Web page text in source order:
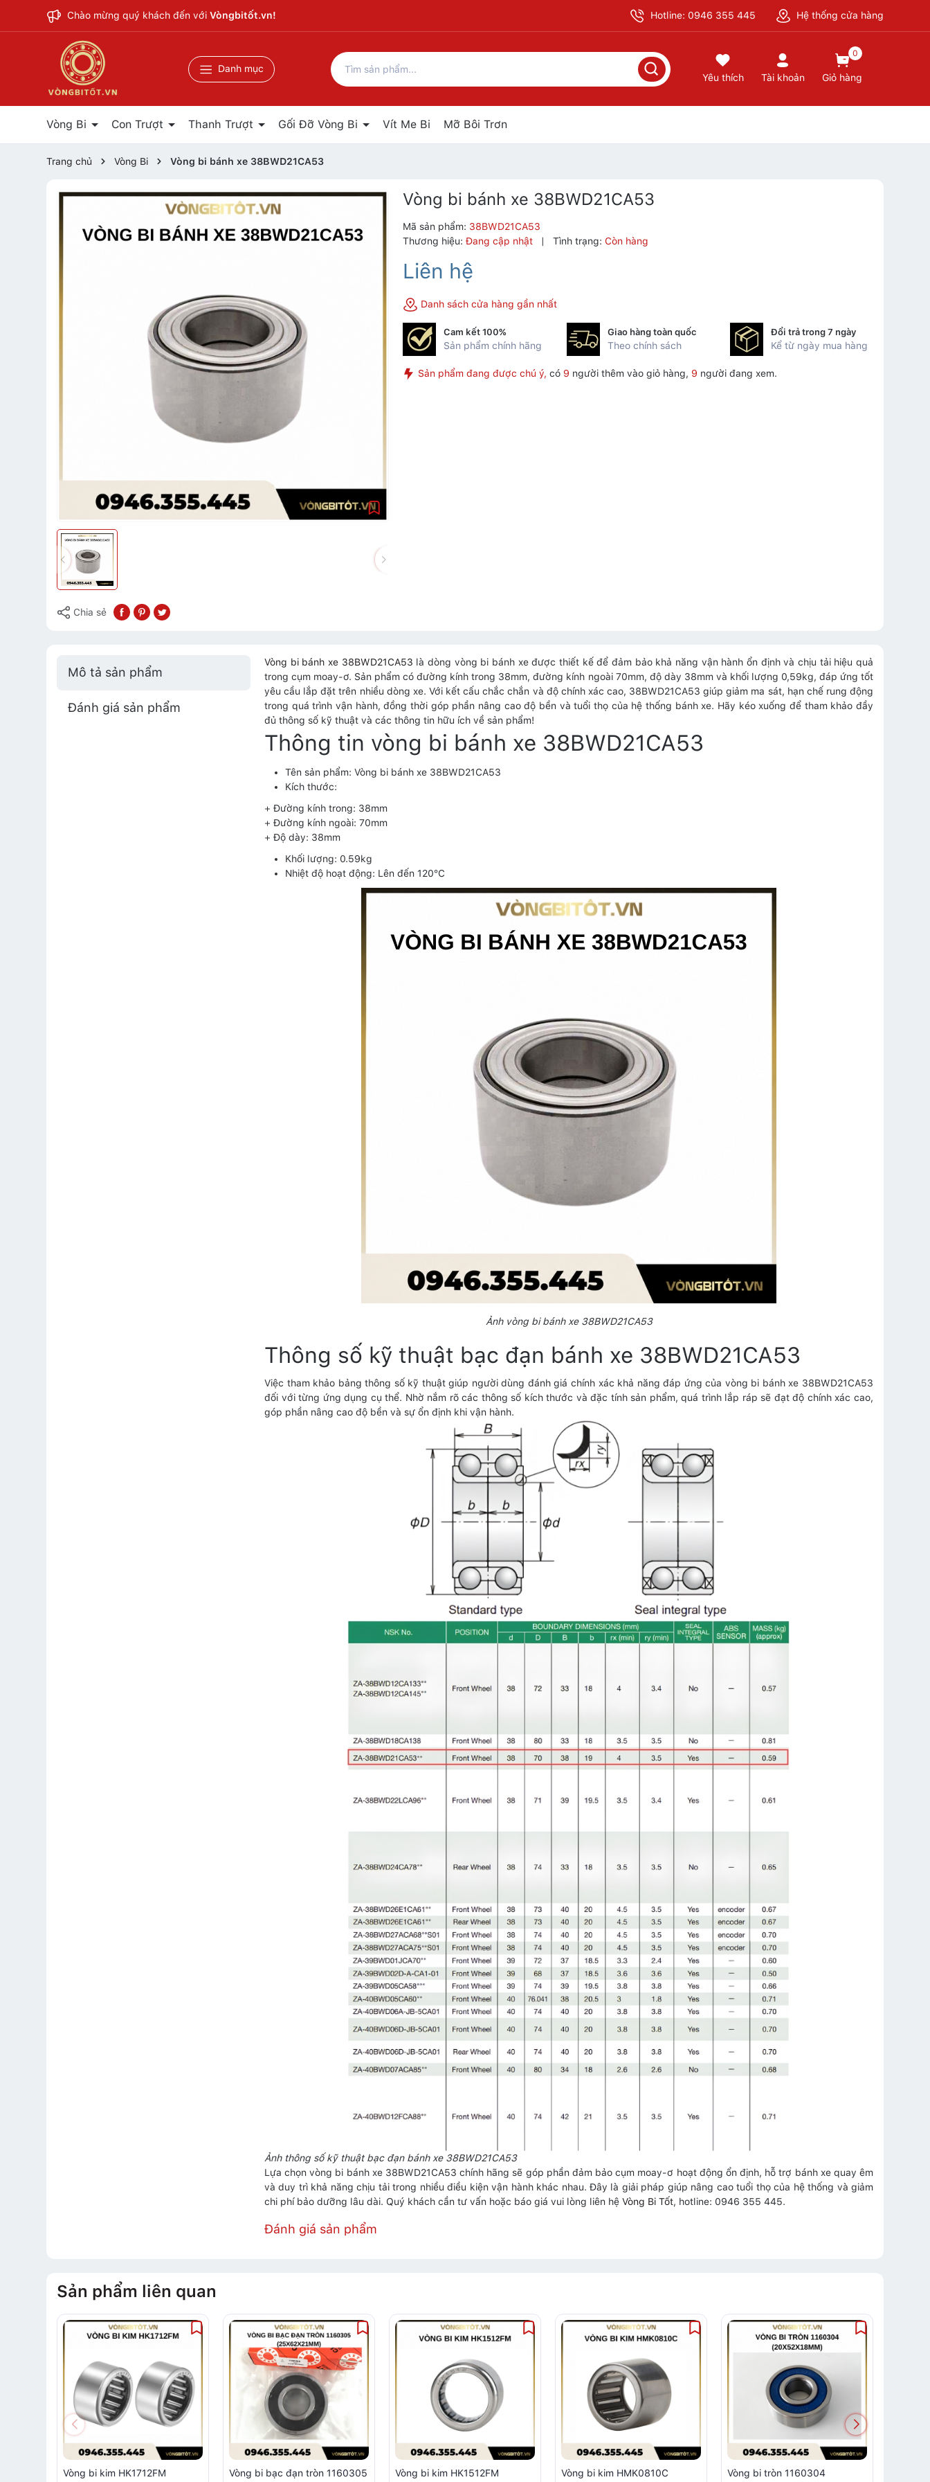
Chào mừng quý khách đến với Vòngbitốt.vn! Hotline: 0946 355 445 Hệ thống cửa hàng
Danh mục
Yêu thích Tài khoản
0
Giỏ hàng
Vòng Bi Con Trượt Thanh Trượt Gối Đỡ Vòng Bi Vít Me Bi Mỡ Bôi Trơn
Trang chủ Vòng Bi Vòng bi bánh xe 38BWD21CA53
Chia sẻ
Vòng bi bánh xe 38BWD21CA53
Mã sản phẩm: 38BWD21CA53
Thương hiệu: Đang cập nhật | Tình trạng: Còn hàng
Liên hệ
Danh sách cửa hàng gần nhất
Cam kết 100%
Sản phẩm chính hãng
Giao hàng toàn quốc
Theo chính sách
Đổi trả trong 7 ngày
Kể từ ngày mua hàng
Sản phẩm đang được chú ý, có 9 người thêm vào giỏ hàng, 9 người đang xem.
Mô tả sản phẩm
Đánh giá sản phẩm
Vòng bi bánh xe 38BWD21CA53 là dòng vòng bi bánh xe được thiết kế để đảm bảo khả năng vận hành ổn định và chịu tải hiệu quả
trong cụm moay-ơ. Sản phẩm có đường kính trong 38mm, đường kính ngoài 70mm, độ dày 38mm và khối lượng 0,59kg, đáp ứng tốt
yêu cầu lắp đặt trên nhiều dòng xe. Với kết cấu chắc chắn và độ chính xác cao, 38BWD21CA53 giúp giảm ma sát, hạn chế rung động
trong quá trình vận hành, đồng thời góp phần nâng cao độ bền và tuổi thọ của hệ thống bánh xe. Hãy kéo xuống để tham khảo đầy
đủ thông số kỹ thuật và các thông tin hữu ích về sản phẩm!
Thông tin vòng bi bánh xe 38BWD21CA53
Tên sản phẩm: Vòng bi bánh xe 38BWD21CA53
Kích thước:
+ Đường kính trong: 38mm
+ Đường kính ngoài: 70mm
+ Độ dày: 38mm
Khối lượng: 0.59kg
Nhiệt độ hoạt động: Lên đến 120°C
Ảnh vòng bi bánh xe 38BWD21CA53
Thông số kỹ thuật bạc đạn bánh xe 38BWD21CA53
Việc tham khảo bảng thông số kỹ thuật giúp người dùng đánh giá chính xác khả năng đáp ứng của vòng bi bánh xe 38BWD21CA53
đối với từng ứng dụng cụ thể. Nhờ nắm rõ các thông số kích thước và đặc tính sản phẩm, quá trình lắp ráp sẽ đạt độ chính xác cao,
góp phần nâng cao độ bền và sự ổn định khi vận hành.
Ảnh thông số kỹ thuật bạc đạn bánh xe 38BWD21CA53
Lựa chọn vòng bi bánh xe 38BWD21CA53 chính hãng sẽ góp phần đảm bảo cụm moay-ơ hoạt động ổn định, hỗ trợ bánh xe quay êm
và duy trì khả năng chịu tải trong nhiều điều kiện vận hành khác nhau. Đây là giải pháp giúp nâng cao tuổi thọ của hệ thống và giảm
chi phí bảo dưỡng lâu dài. Quý khách cần tư vấn hoặc báo giá vui lòng liên hệ Vòng Bi Tốt, hotline: 0946 355 445.
Đánh giá sản phẩm
Sản phẩm liên quan
Vòng bi kim HK1712FM
Vòng bi bạc đạn tròn 1160305
Vòng bi kim HK1512FM Vòng bi kim HMK0810C
Vòng bi tròn 1160304